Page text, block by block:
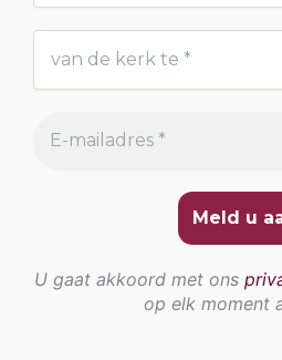
U gaat akkoord met ons
op elk moment